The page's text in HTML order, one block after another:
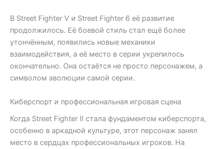
В Street Fighter V и Street Fighter 6 её развитие
продолжилось. Её боевой стиль стал ещё более
утончённым, появились новые механики
взаимодействия, а её место в серии укрепилось
окончательно. Она остаётся не просто персонажем, а
символом эволюции самой серии.
Киберспорт и профессиональная игровая сцена
Когда Street Fighter II стала фундаментом киберспорта,
особенно в аркадной культуре, этот персонаж занял
место в сердцах профессиональных игроков. На